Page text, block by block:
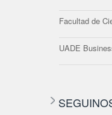
Facultad de
UADE